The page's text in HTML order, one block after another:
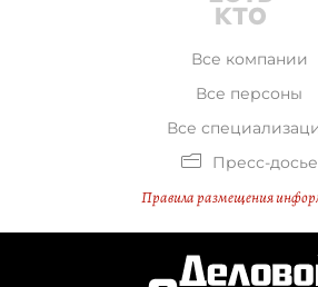
Все компании
Все персоны
Все
Пресс-досье
Правила размещения